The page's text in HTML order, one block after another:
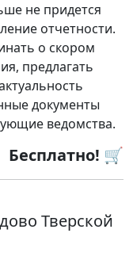
не придется
отчетности.
о скором
предлагать
документы
ведомства.
Бесплатно! 🛒
Тверской